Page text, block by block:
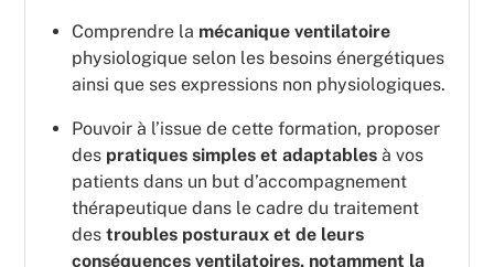
Comprendre la mécanique ventilatoire
physiologique selon les besoins énergétiques
ainsi que ses expressions non physiologiques.
Pouvoir à l’issue de cette formation, proposer
des pratiques simples et adaptables à vos
patients dans un but d’accompagnement
thérapeutique dans le cadre du traitement
des troubles posturaux et de leurs
conséquences ventilatoires, notamment la